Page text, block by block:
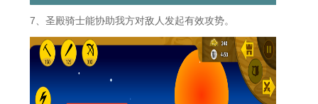
7、圣殿骑士能协助我方对敌人发起有效攻势。